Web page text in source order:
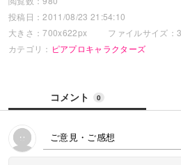
投稿日：2011/08/23 21:54:10
大きさ：700x622px
ファイルサイズ：
カテゴリ： ピアプロキャラクターズ
コメント 0
ご意見・ご感想